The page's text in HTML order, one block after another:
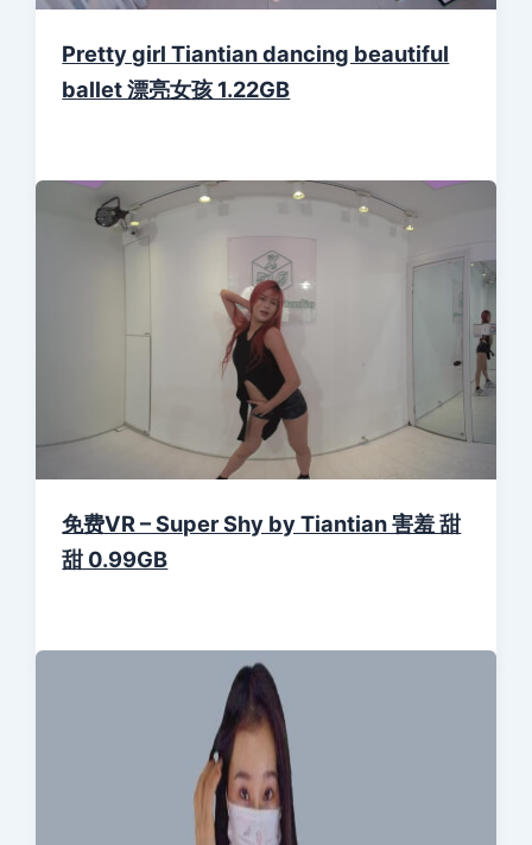
Pretty girl Tiantian dancing beautiful
ballet 漂亮女孩 1.22GB
免费VR – Super Shy by Tiantian 害羞 甜
甜 0.99GB